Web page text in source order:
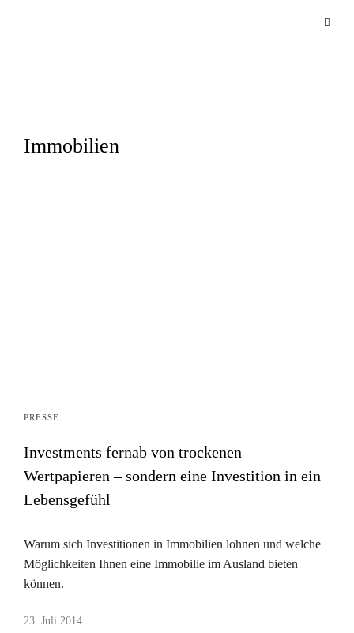
Immobilien
PRESSE
Investments fernab von trockenen
Wertpapieren – sondern eine Investition in ein
Lebensgefühl
Warum sich Investitionen in Immobilien lohnen und welche
Möglichkeiten Ihnen eine Immobilie im Ausland bieten
können.
23. Juli 2014